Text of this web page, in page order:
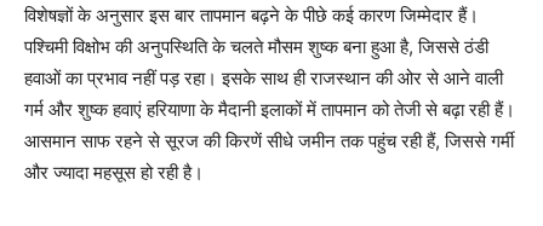
विशेषज्ञों के अनुसार इस बार तापमान बढ़ने के पीछे कई कारण जिम्मेदार हैं।
पश्चिमी विक्षोभ की अनुपस्थिति के चलते मौसम शुष्क बना हुआ है, जिससे ठंडी
हवाओं का प्रभाव नहीं पड़ रहा। इसके साथ ही राजस्थान की ओर से आने वाली
गर्म और शुष्क हवाएं हरियाणा के मैदानी इलाकों में तापमान को तेजी से बढ़ा रही हैं।
आसमान साफ रहने से सूरज की किरणें सीधे जमीन तक पहुंच रही हैं, जिससे गर्मी
और ज्यादा महसूस हो रही है।